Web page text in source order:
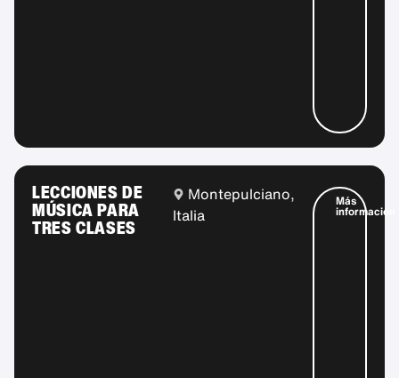
LECCIONES DE
MÚSICA PARA
TRES CLASES
Montepulciano,
Italia
Más
información